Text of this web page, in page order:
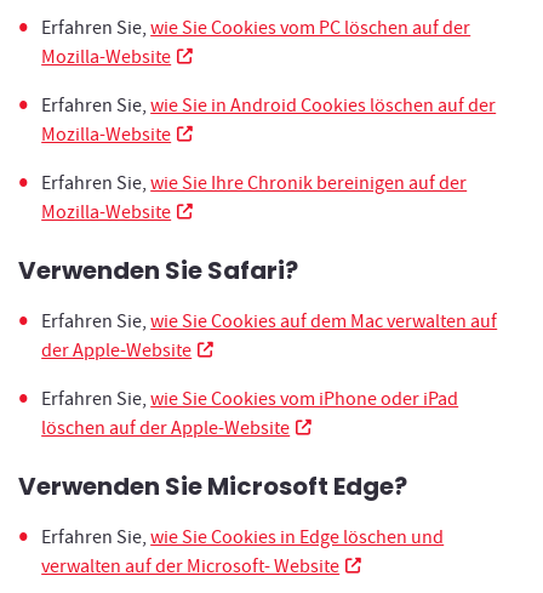
Erfahren Sie,wie Sie Cookies vom PC löschen auf der
Mozilla-WebsiteNeues Fenster
Erfahren Sie,wie Sie in Android Cookies löschen auf der
Mozilla-WebsiteNeues Fenster
Erfahren Sie,wie Sie Ihre Chronik bereinigen auf der
Mozilla-WebsiteNeues Fenster
Verwenden Sie Safari?
Erfahren Sie,wie Sie Cookies auf dem Mac verwalten auf
der Apple-WebsiteNeues Fenster
Erfahren Sie,wie Sie Cookies vom iPhone oder iPad
löschen auf der Apple-WebsiteNeues Fenster
Verwenden Sie Microsoft Edge?
Erfahren Sie,wie Sie Cookies in Edge löschen und
verwalten auf der Microsoft- WebsiteNeues Fenster